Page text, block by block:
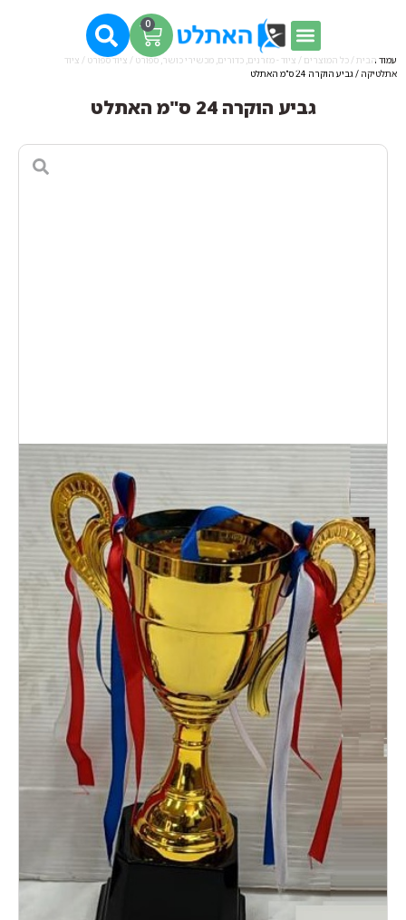
0
עמוד הבית / כל המוצרים / ציוד - מזרנים, כדורים, מכשירי כושר, ספורט / ציוד ספורט / ציוד
אתלטיקה / גביע הוקרה 24 ס"מ האתלט
גביע הוקרה 24 ס"מ האתלט